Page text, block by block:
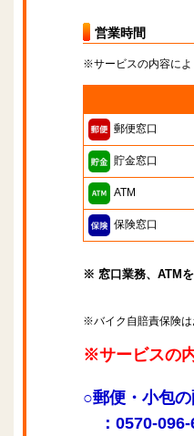
営業時間
※サービスの内容によ
郵便窓口
貯金窓口
ATM
保険窓口
※ 窓口業務、ATMを
※バイク自賠責保険は
※サービスの
○郵便・小包
：0570-